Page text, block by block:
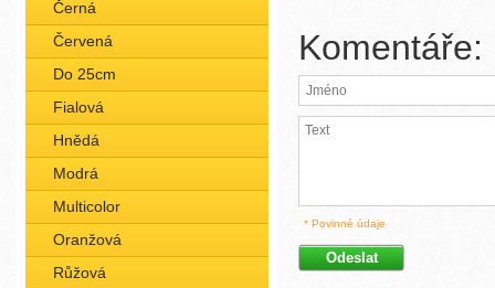
Černá
Červená
Do 25cm
Fialová
Hnědá
Modrá
Multicolor
Oranžová
Růžová
Komentáře:
* Povinné údaje